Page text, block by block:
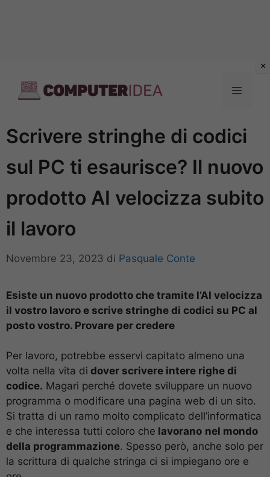
contenuto
Menu
Scrivere stringhe di codici
sul PC ti esaurisce? Il nuovo
prodotto AI velocizza subito
il lavoro
Novembre 23, 2023 di Pasquale Conte
Esiste un nuovo prodotto che tramite l’AI velocizza
il vostro lavoro e scrive stringhe di codici su PC al
posto vostro. Provare per credere
Per lavoro, potrebbe esservi capitato almeno una
volta nella vita di dover scrivere intere righe di
codice. Magari perché dovete sviluppare un nuovo
programma o modificare una pagina web di un sito.
Si tratta di un ramo molto complicato dell’informatica
e che interessa tutti coloro che lavorano nel mondo
della programmazione. Spesso però, anche solo per
la scrittura di qualche stringa ci si impiegano ore e